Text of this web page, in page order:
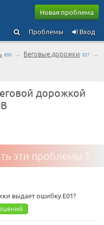
Новая проблема
Вход
Проблемы
850 → Беговые дорожки 527 →
дорожкой
эти проблемы ?
выдает ошибку Е01?